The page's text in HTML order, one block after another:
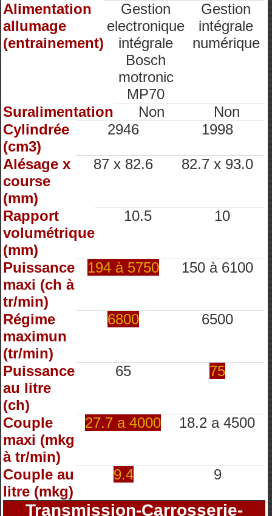
Alimentation
allumage
(entrainement)
Gestion
electronique
intégrale
Bosch
motronic
MP70
Gestion
intégrale
numérique
Suralimentation Non
Non
Cylindrée
(cm3)
2946 1998
Alésage x
course
(mm)
87 x 82.6 82.7 x 93.0
Rapport
volumétrique
(mm)
10.5 10
Puissance
maxi (ch à
tr/min)
194 à 5750 150 à 6100
Régime
maximun
(tr/min)
6800 6500
Puissance
au litre
(ch)
65 75
Couple
maxi (mkg
à tr/min)
27.7 a 4000 18.2 a 4500
Couple au
litre (mkg)
9.4 9
Transmission-Carrosserie-